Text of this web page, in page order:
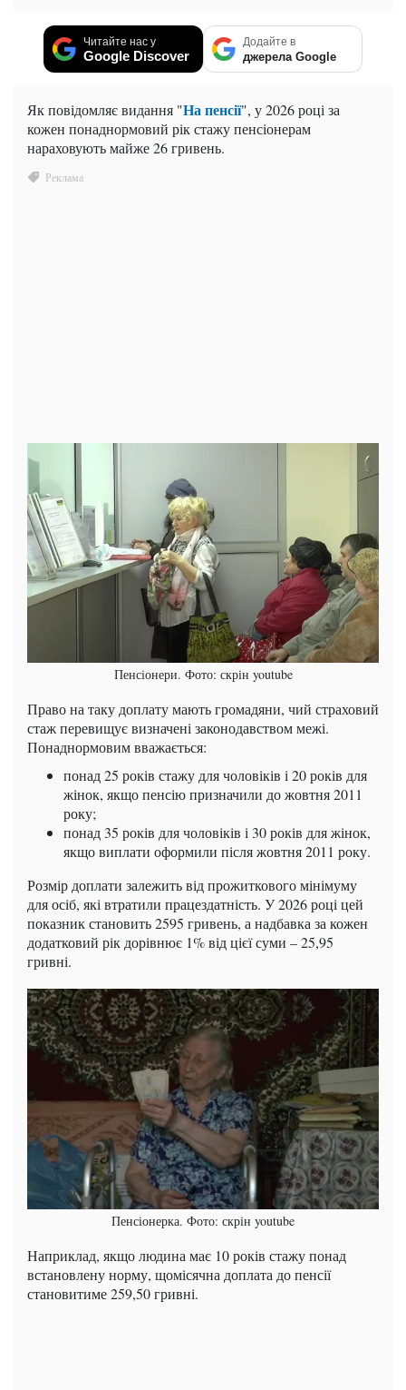
Читайте нас у
Google Discover
Додайте в
джерела Google
Як повідомляє видання "На пенсії", у 2026 році за
кожен понаднормовий рік стажу пенсіонерам
нараховують майже 26 гривень.
Пенсіонери. Фото: скрін youtube
Право на таку доплату мають громадяни, чий страховий
стаж перевищує визначені законодавством межі.
Понаднормовим вважається:
понад 25 років стажу для чоловіків і 20 років для
жінок, якщо пенсію призначили до жовтня 2011
року;
понад 35 років для чоловіків і 30 років для жінок,
якщо виплати оформили після жовтня 2011 року.
Розмір доплати залежить від прожиткового мінімуму
для осіб, які втратили працездатність. У 2026 році цей
показник становить 2595 гривень, а надбавка за кожен
додатковий рік дорівнює 1% від цієї суми – 25,95
гривні.
Пенсіонерка. Фото: скрін youtube
Наприклад, якщо людина має 10 років стажу понад
встановлену норму, щомісячна доплата до пенсії
становитиме 259,50 гривні.